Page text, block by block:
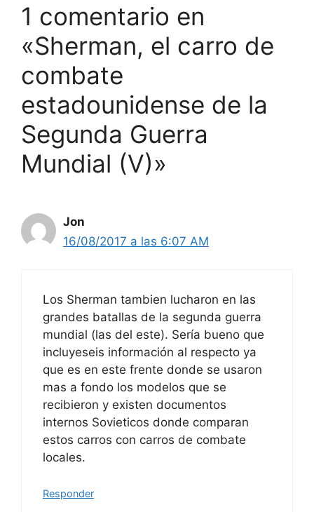
1 comentario en
«Sherman, el carro de
combate
estadounidense de la
Segunda Guerra
Mundial (V)»
Jon
16/08/2017 a las 6:07 AM
Los Sherman tambien lucharon en las
grandes batallas de la segunda guerra
mundial (las del este). Sería bueno que
incluyeseis información al respecto ya
que es en este frente donde se usaron
mas a fondo los modelos que se
recibieron y existen documentos
internos Sovieticos donde comparan
estos carros con carros de combate
locales.
Responder